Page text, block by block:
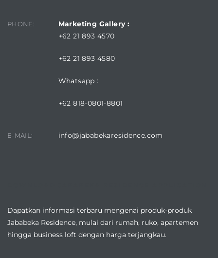
PHONE:
Marketing Gallery :
+62 21 893 4570
+62 21 893 4580
Whatsapp :
+62 818-0801-8801
E-MAIL: info@jababekaresidence.com
Dapatkan informasi terbaru mengenai produk-produk
Jababeka Residence, mulai dari rumah, ruko, apartemen
hingga business loft dengan harga terjangkau.